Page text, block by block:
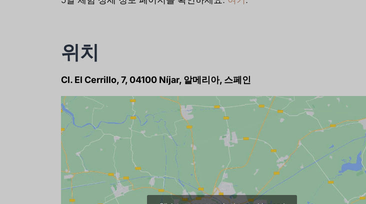
위치
Cl. El Cerrillo, 7, 04100 Níjar, 알메리아, 스페인